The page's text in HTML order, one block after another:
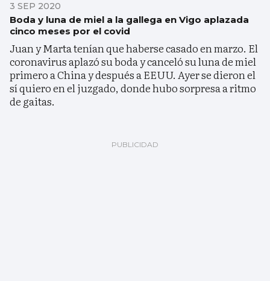
3 SEP 2020
Boda y luna de miel a la gallega en Vigo aplazada
cinco meses por el covid
Juan y Marta tenían que haberse casado en marzo. El
coronavirus aplazó su boda y canceló su luna de miel
primero a China y después a EEUU. Ayer se dieron el
sí quiero en el juzgado, donde hubo sorpresa a ritmo
de gaitas.